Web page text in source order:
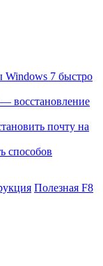
Windows 7 быстро
восстановление
почту на
способов
Полезная F8